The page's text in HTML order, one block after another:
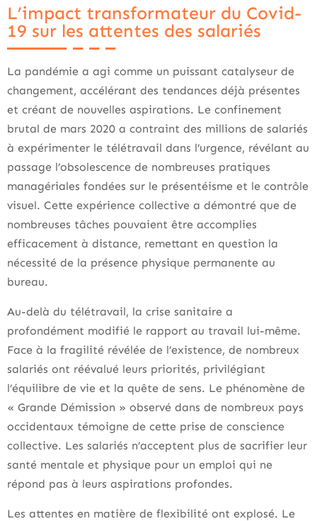
L’impact transformateur du Covid-
19 sur les attentes des salariés
La pandémie a agi comme un puissant catalyseur de
changement, accélérant des tendances déjà présentes
et créant de nouvelles aspirations. Le confinement
brutal de mars 2020 a contraint des millions de salariés
à expérimenter le télétravail dans l’urgence, révélant au
passage l’obsolescence de nombreuses pratiques
managériales fondées sur le présentéisme et le contrôle
visuel. Cette expérience collective a démontré que de
nombreuses tâches pouvaient être accomplies
efficacement à distance, remettant en question la
nécessité de la présence physique permanente au
bureau.
Au-delà du télétravail, la crise sanitaire a
profondément modifié le rapport au travail lui-même.
Face à la fragilité révélée de l’existence, de nombreux
salariés ont réévalué leurs priorités, privilégiant
l’équilibre de vie et la quête de sens. Le phénomène de
« Grande Démission » observé dans de nombreux pays
occidentaux témoigne de cette prise de conscience
collective. Les salariés n’acceptent plus de sacrifier leur
santé mentale et physique pour un emploi qui ne
répond pas à leurs aspirations profondes.
Les attentes en matière de flexibilité ont explosé. Le